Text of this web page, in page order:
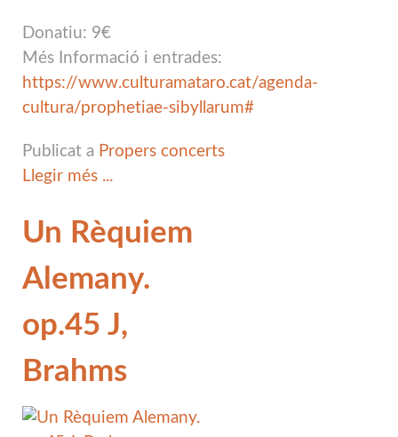
Donatiu: 9€
Més Informació i entrades:
https://www.culturamataro.cat/agenda-
cultura/prophetiae-sibyllarum#
Publicat a Propers concerts
Llegir més ...
Un Rèquiem
Alemany.
op.45 J,
Brahms